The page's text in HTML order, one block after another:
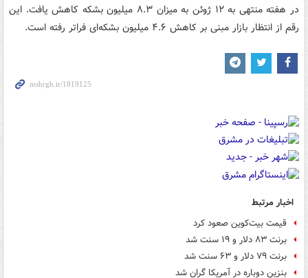
در هفته منتهی به ۱۲ ژوئن به میزان ۸.۳ میلیون بشکه کاهش یافت. این
رقم از انتظار بازار مبنی بر کاهش ۴.۶ میلیون بشکه‌ای فراتر رفته است.
اخبار مرتبط
قیمت بیت‌کوین صعود کرد
برنت ۸۳ دلار و ۱۹ سنت شد
برنت ۷۹ دلار و ۶۳ سنت شد
بنزین دوباره در آمریکا گران شد